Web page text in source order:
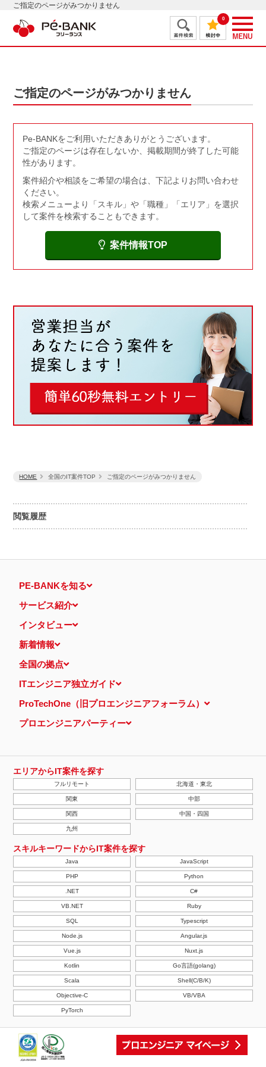
ご指定のページがみつかりません
0
閲覧履歴
HOME 全国のIT案件TOP ご指定のページがみつかりません
ご指定のページがみつかりません
Pe-BANKをご利用いただきありがとうございます。
ご指定のページは存在しないか、掲載期間が終了した可能
性があります。
案件紹介や相談をご希望の場合は、下記よりお問い合わせ
ください。
検索メニューより「スキル」や「職種」「エリア」を選択
して案件を検索することもできます。
案件情報TOP
PE-BANKを知る
サービス紹介
インタビュー
新着情報
全国の拠点
ITエンジニア独立ガイド
ProTechOne（旧プロエンジニアフォーラム）
プロエンジニアパーティー
エリアからIT案件を探す
フルリモート 北海道・東北
関東 中部
関西 中国・四国
九州
スキルキーワードからIT案件を探す
Java JavaScript
PHP Python
.NET C#
VB.NET Ruby
SQL Typescript
Node.js Angular.js
Vue.js Nuxt.js
Kotlin Go言語(golang)
Scala Shell(C/B/K)
Objective-C VB/VBA
PyTorch